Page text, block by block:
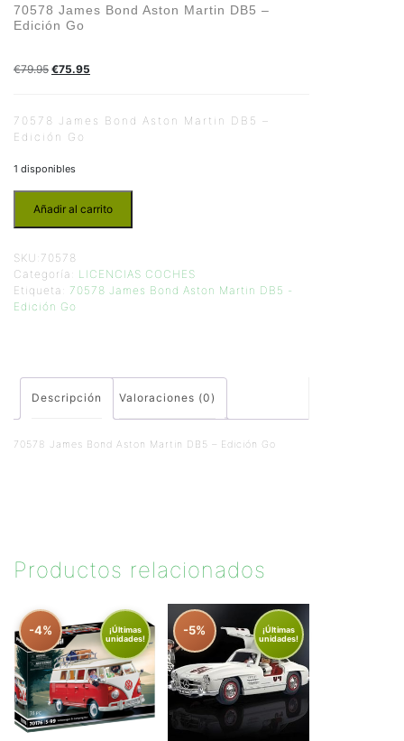
70578 James Bond Aston Martin DB5 –
Edición Go
€79.95 €75.95
70578 James Bond Aston Martin DB5 –
Edición Go
1 disponibles
Añadir al carrito
SKU: 70578
Categoría: LICENCIAS COCHES
Etiqueta: 70578 James Bond Aston Martin DB5 -
Edición Go
Descripción Valoraciones (0)
70578 James Bond Aston Martin DB5 – Edición Go
Productos relacionados
-4%
¡Últimas
unidades!
-5%
¡Últimas
unidades!